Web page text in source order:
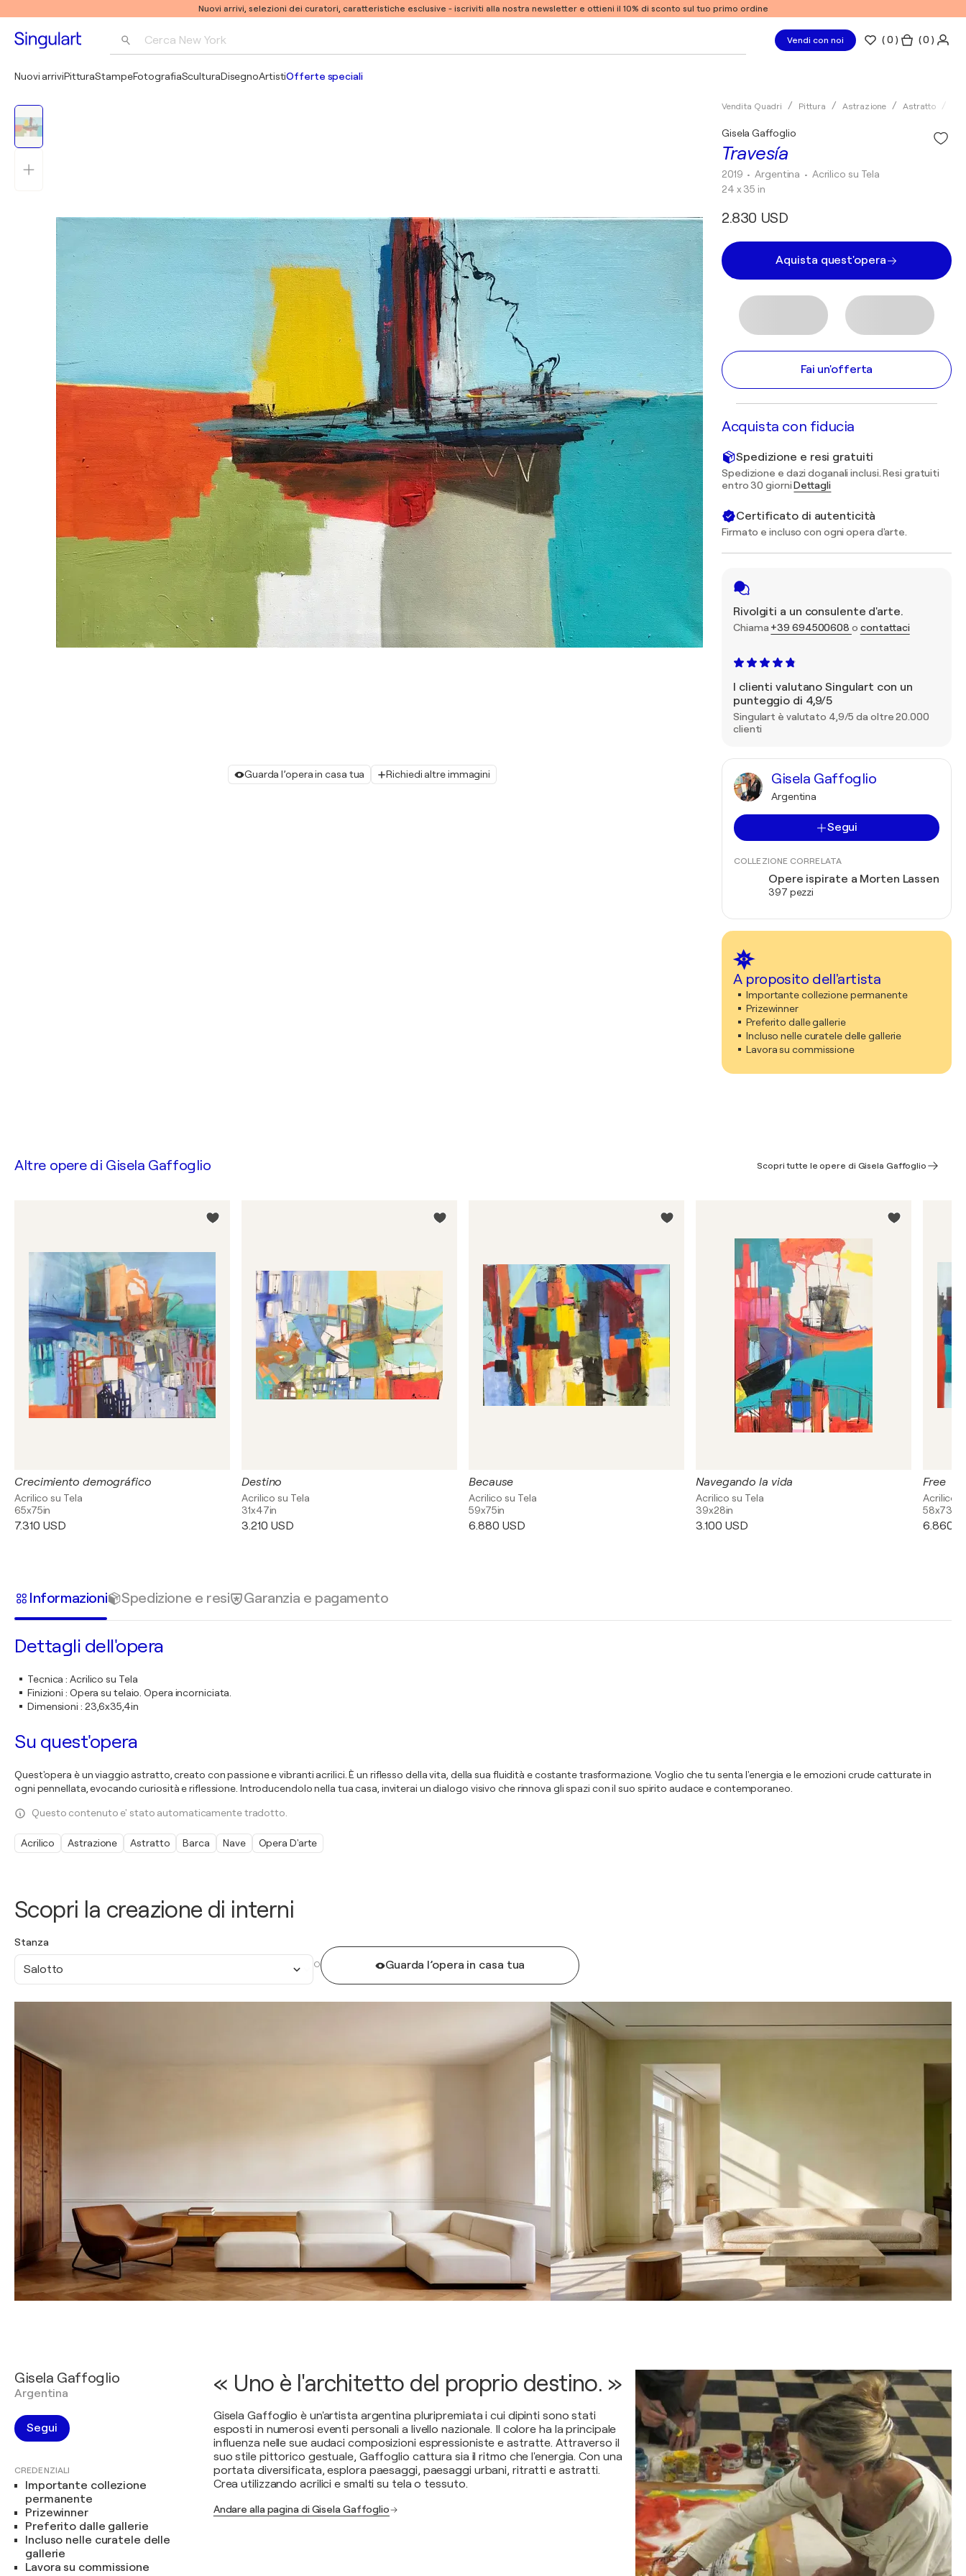
Nuovi arrivi, selezioni dei curatori, caratteristiche esclusive - iscriviti alla nostra newsletter e ottieni il 10% di sconto sul tuo primo ordine
Cerca New York Vendi con noi (0 ) ( 0 )
Nuovi arriviPitturaStampeFotografiaSculturaDisegnoArtistiOfferte speciali
Guarda l’opera in casa tua Richiedi altre immagini
Vendita Quadri Pittura Astrazione Astratto
Travesía
Gisela Gaffoglio
2019 • Argentina • Acrilico su Tela
24 x 35 in
2.830 USD
Aquista quest'opera
Fai un'offerta
Acquista con fiducia
Spedizione e resi gratuiti
Spedizione e dazi doganali inclusi. Resi gratuiti
entro 30 giorniDettagli
Certificato di autenticità
Firmato e incluso con ogni opera d'arte.
Rivolgiti a un consulente d'arte.
Chiama +39 694500608 o contattaci
I clienti valutano Singulart con un
punteggio di 4,9/5
Singulart è valutato 4,9/5 da oltre 20.000
clienti
Gisela Gaffoglio
Argentina
Segui
COLLEZIONE CORRELATA
Opere ispirate a Morten Lassen
397 pezzi
A proposito dell'artista
Importante collezione permanente
Prizewinner
Preferito dalle gallerie
Incluso nelle curatele delle gallerie
Lavora su commissione
Scopri la creazione di interni
Stanza
Salotto O Guarda l’opera in casa tua
Altre opere di Gisela Gaffoglio Scopri tutte le opere di Gisela Gaffoglio
Crecimiento demográfico
Acrilico su Tela
65x75in
7.310 USD
Destino
Acrilico su Tela
31x47in
3.210 USD
Because
Acrilico su Tela
59x75in
6.880 USD
Navegando la vida
Acrilico su Tela
39x28in
3.100 USD
Free
Acrilico
58x73in
6.860
Informazioni Spedizione e resi Garanzia e pagamento
Dettagli dell'opera
Tecnica :Acrilico su Tela
Finizioni : Opera su telaio. Opera incorniciata.
Dimensioni : 23,6x35,4in
Su quest'opera
Quest'opera è un viaggio astratto, creato con passione e vibranti acrilici. È un riflesso della vita, della sua fluidità e costante trasformazione. Voglio che tu senta l'energia e le emozioni crude catturate in
ogni pennellata, evocando curiosità e riflessione. Introducendolo nella tua casa, inviterai un dialogo visivo che rinnova gli spazi con il suo spirito audace e contemporaneo.
Questo contenuto e' stato automaticamente tradotto.
Acrilico Astrazione Astratto Barca Nave Opera D'arte
Gisela Gaffoglio
Argentina
Segui
CREDENZIALI
Importante collezione
permanente
Prizewinner
Preferito dalle gallerie
Incluso nelle curatele delle
gallerie
Lavora su commissione
« Uno è l'architetto del proprio destino. »
Gisela Gaffoglio è un'artista argentina pluripremiata i cui dipinti sono stati
esposti in numerosi eventi personali a livello nazionale. Il colore ha la principale
influenza nelle sue audaci composizioni espressioniste e astratte. Attraverso il
suo stile pittorico gestuale, Gaffoglio cattura sia il ritmo che l'energia. Con una
portata diversificata, esplora paesaggi, paesaggi urbani, ritratti e astratti.
Crea utilizzando acrilici e smalti su tela o tessuto.
Andare alla pagina di Gisela Gaffoglio